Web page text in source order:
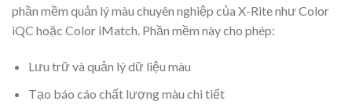
phần mềm quản lý màu chuyên nghiệp của X-Rite như Color
iQC hoặc Color iMatch. Phần mềm này cho phép:
Lưu trữ và quản lý dữ liệu màu
Tạo báo cáo chất lượng màu chi tiết